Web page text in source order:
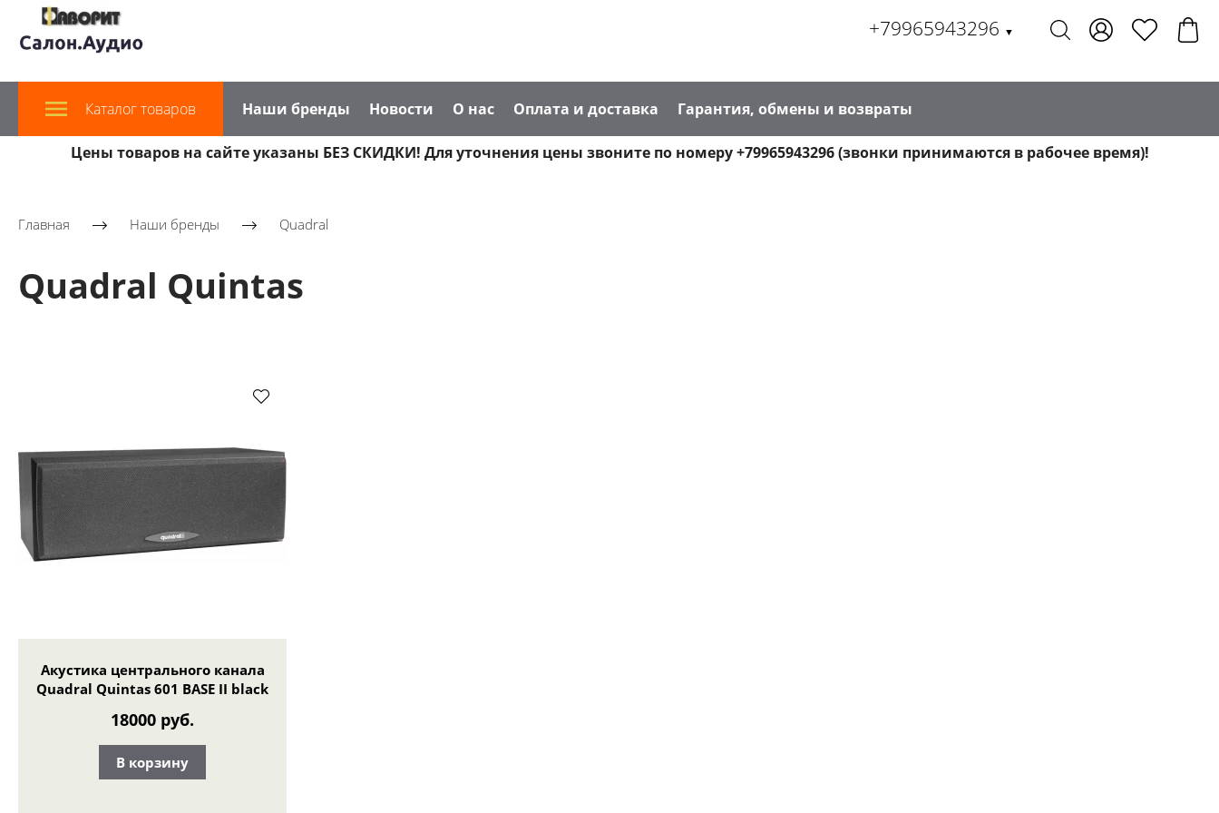
+79965943296 ▼
Каталог товаров Наши бренды Новости О нас Оплата и доставка Гарантия, обмены и возвраты
Цены товаров на сайте указаны БЕЗ СКИДКИ! Для уточнения цены звоните по номеру +79965943296 (звонки принимаются в рабочее время)!
Главная Наши бренды Quadral
Quadral Quintas
Акустика центрального канала
Quadral Quintas 601 BASE II black
18000 руб.
В корзину